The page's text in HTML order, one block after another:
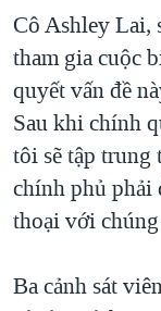
Cô Ashley Lai,
tham gia cuộc
quyết vấn đề
Sau khi chính
tôi sẽ tập
chính phủ
thoại với
Ba cảnh sát